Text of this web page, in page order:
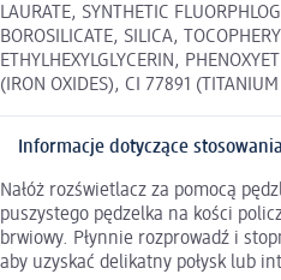
LAURATE, SYNTHETIC
BOROSILICATE, SILICA,
ETHYLHEXYLGLYCERIN,
(IRON OXIDES), CI 77891
Informacje dotyczące stosowania
Nałóż rozświetlacz za pomocą
puszystego pędzelka na kości
brwiowy. Płynnie rozprowadź i
aby uzyskać delikatny połysk lub